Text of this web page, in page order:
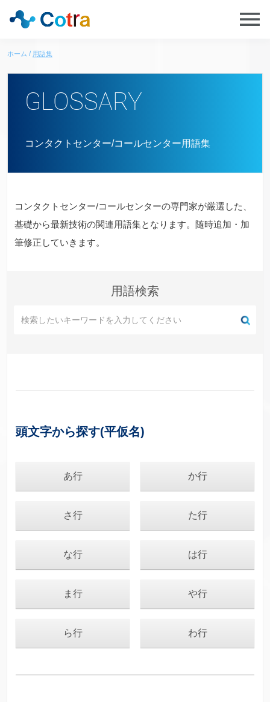
ホーム 用語集
GLOSSARY
コンタクトセンター/コールセンター用語集
コンタクトセンター/コールセンターの専門家が厳選した、
基礎から最新技術の関連用語集となります。随時追加・加
筆修正していきます。
用語検索
頭文字から探す(平仮名)
あ行 か行
さ行 た行
な行 は行
ま行 や行
ら行 わ行